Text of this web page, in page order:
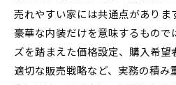
売れやすい家には共通点があり
豪華な内装だけを意味するもので
ズを踏まえた価格設定、購入希望
適切な販売戦略など、実務の積み